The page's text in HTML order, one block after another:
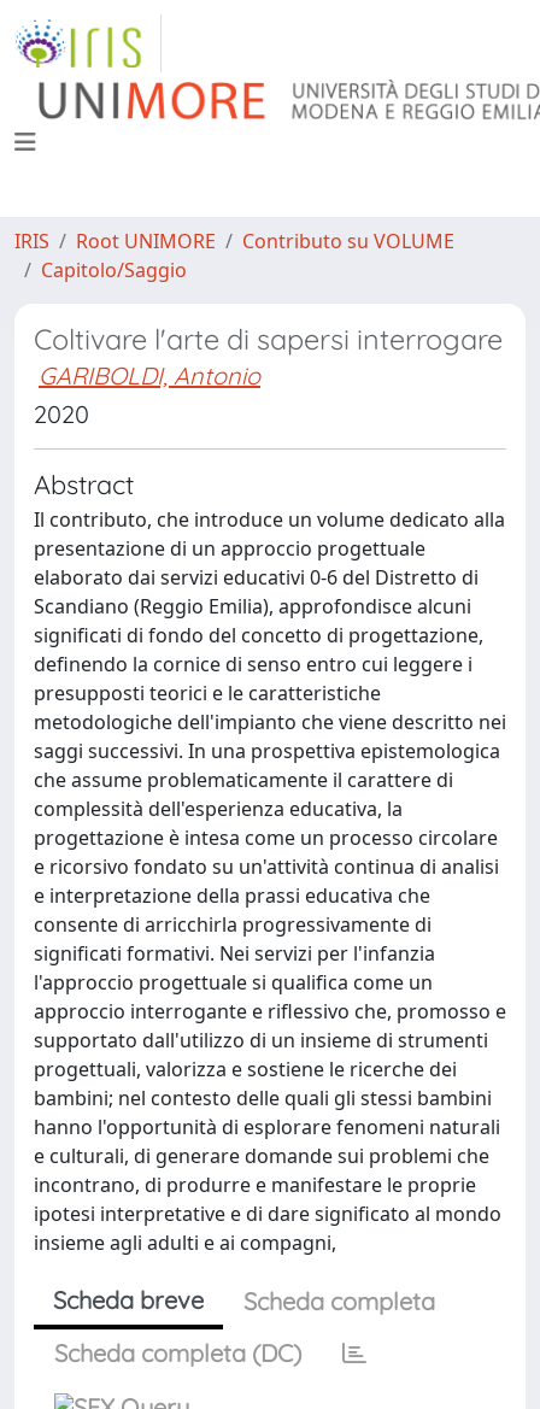
IRIS Root UNIMORE
Contributo su VOLUME
Capitolo/Saggio
Coltivare l'arte di sapersi interrogare
GARIBOLDI, Antonio
2020
Abstract
Il contributo, che introduce un volume dedicato alla
presentazione di un approccio progettuale
elaborato dai servizi educativi 0-6 del Distretto di
Scandiano (Reggio Emilia), approfondisce alcuni
significati di fondo del concetto di progettazione,
definendo la cornice di senso entro cui leggere i
presupposti teorici e le caratteristiche
metodologiche dell'impianto che viene descritto nei
saggi successivi. In una prospettiva epistemologica
che assume problematicamente il carattere di
complessità dell'esperienza educativa, la
progettazione è intesa come un processo circolare
e ricorsivo fondato su un'attività continua di analisi
e interpretazione della prassi educativa che
consente di arricchirla progressivamente di
significati formativi. Nei servizi per l'infanzia
l'approccio progettuale si qualifica come un
approccio interrogante e riflessivo che, promosso e
supportato dall'utilizzo di un insieme di strumenti
progettuali, valorizza e sostiene le ricerche dei
bambini; nel contesto delle quali gli stessi bambini
hanno l'opportunità di esplorare fenomeni naturali
e culturali, di generare domande sui problemi che
incontrano, di produrre e manifestare le proprie
ipotesi interpretative e di dare significato al mondo
insieme agli adulti e ai compagni,
Scheda breve
Scheda completa
Scheda completa (DC)